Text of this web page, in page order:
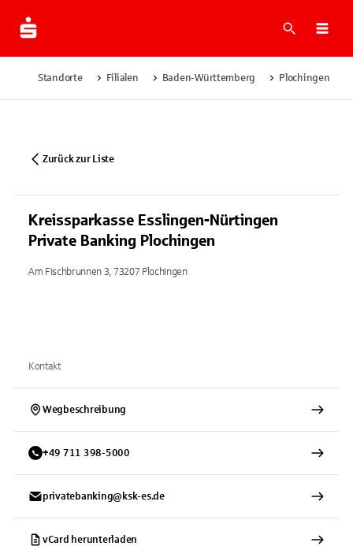
Suche
Standorte Filialen Baden-Württemberg Plochingen
Zurück zur Liste
Kreissparkasse Esslingen-Nürtingen
Private Banking Plochingen
Am Fischbrunnen 3, 73207 Plochingen
Kontakt
Wegbeschreibung
+49 711 398-5000
privatebanking@ksk-es.de
vCard herunterladen